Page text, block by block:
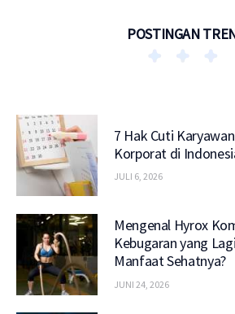
POSTINGAN
7 Hak Cuti
Korporat di
JULI 6, 2026
Mengenal Hyrox
Kebugaran yang
Manfaat Sehatnya?
JUNI 24, 2026